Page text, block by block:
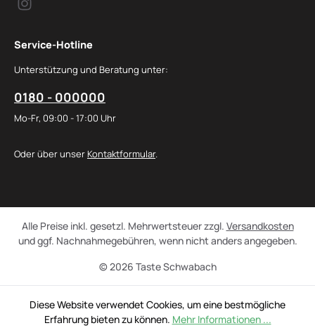
Service-Hotline
Unterstützung und Beratung unter:
0180 - 000000
Mo-Fr, 09:00 - 17:00 Uhr
Oder über unser Kontaktformular.
© 2026 Taste Schwabach
Alle Preise inkl. gesetzl. Mehrwertsteuer zzgl. Versandkosten
und ggf. Nachnahmegebühren, wenn nicht anders angegeben.
Diese Website verwendet Cookies, um eine bestmögliche
Erfahrung bieten zu können. Mehr Informationen ...